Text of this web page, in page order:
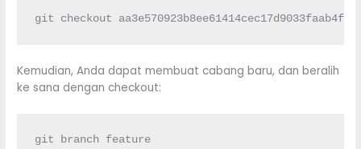
git checkout
Kemudian, Anda dapat membuat cabang baru, dan beralih
ke sana dengan checkout:
git branch feature